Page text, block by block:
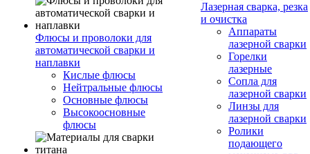
Флюсы и проволоки для
автоматической сварки и
наплавки
Кислые флюсы
Нейтральные флюсы
Основные флюсы
Высокоосновные
флюсы
Лазерная сварка, резка
и очистка
Аппараты
лазерной сварки
Горелки
лазерные
Сопла для
лазерной сварки
Линзы для
лазерной сварки
Ролики
подающего